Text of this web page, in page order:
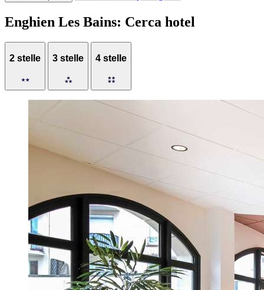
Enghien Les Bains: Cerca hotel
2 stelle 3 stelle 4 stelle